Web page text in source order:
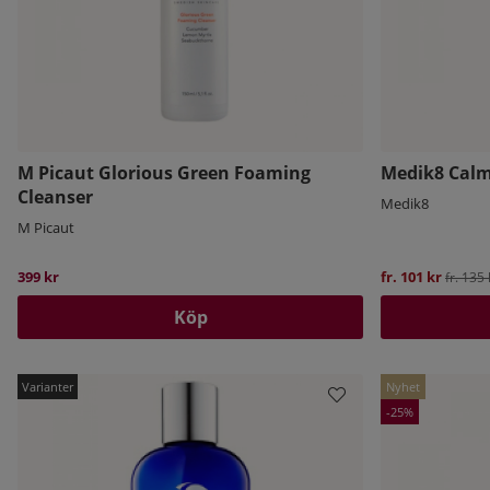
M Picaut Glorious Green Foaming
Cleanser
M Picaut
399 kr
Köp
Medik8
Medik8
fr. 101 krfr. 135
Nyhet
25